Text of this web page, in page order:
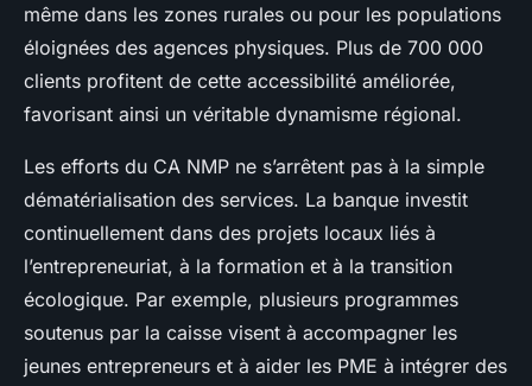
même dans les zones rurales ou pour les populations
éloignées des agences physiques. Plus de 700 000
clients profitent de cette accessibilité améliorée,
favorisant ainsi un véritable dynamisme régional.
Les efforts du CA NMP ne s’arrêtent pas à la simple
dématérialisation des services. La banque investit
continuellement dans des projets locaux liés à
l’entrepreneuriat, à la formation et à la transition
écologique. Par exemple, plusieurs programmes
soutenus par la caisse visent à accompagner les
jeunes entrepreneurs et à aider les PME à intégrer des